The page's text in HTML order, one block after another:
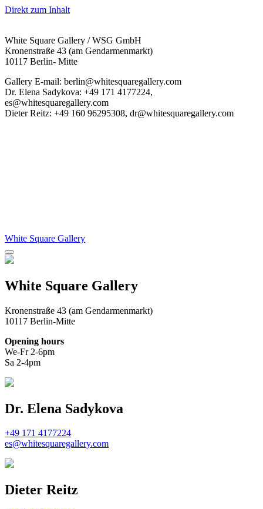
Direkt zum Inhalt
White Square Gallery / WSG GmbH
Kronenstraße 43 (am Gendarmenmarkt)
10117 Berlin- Mitte
Gallery E-mail: berlin@whitesquaregallery.com
Dr. Elena Sadykova: +49 171 4177224,
es@whitesquaregallery.com
Dieter Reitz: +49 160 96295308, dr@whitesquaregallery.com
White Square Gallery
White Square Gallery
Kronenstraße 43 (am Gendarmenmarkt)
10117 Berlin-Mitte
Opening hours
We-Fr 2-6pm
Sa 2-4pm
Dr. Elena Sadykova
+49 171 4177224
es@whitesquaregallery.com
Dieter Reitz